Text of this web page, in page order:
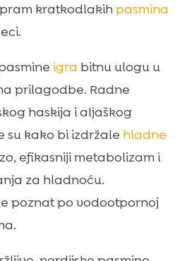
kratkodlakihpasmina
igra bitnu ulogu u
prilagodbe. Radne
haskija i aljaškog
kako bi izdržale hladne
efikasniji metabolizam i
za hladnoću.
poznat po vodootpornoj